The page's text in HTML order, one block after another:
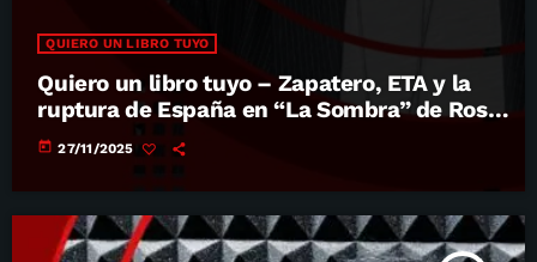
QUIERO UN LIBRO TUYO
Quiero un libro tuyo – Zapatero, ETA y la
ruptura de España en “La Sombra” de Rosa
Díez
today 27/11/2025